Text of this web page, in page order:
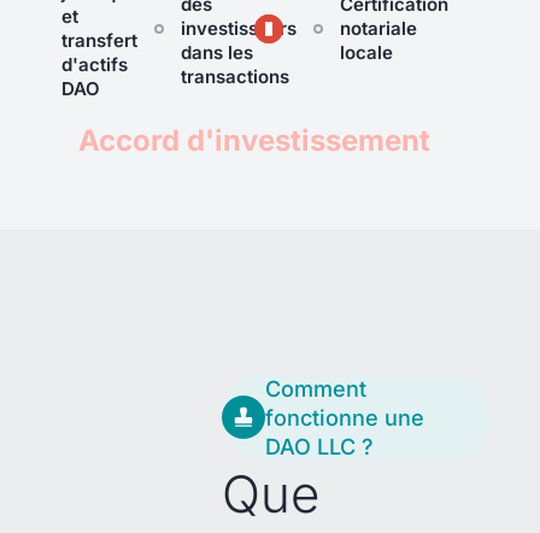
et
transfert
d'actifs
DAO
investisseurs
dans les
transactions
notariale
locale
Accord d'investissement
Comment
fonctionne une
DAO LLC ?
Que